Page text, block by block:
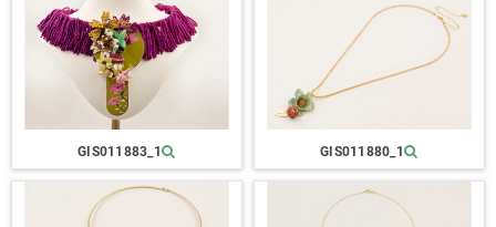
GIS011883_1 GIS011880_1